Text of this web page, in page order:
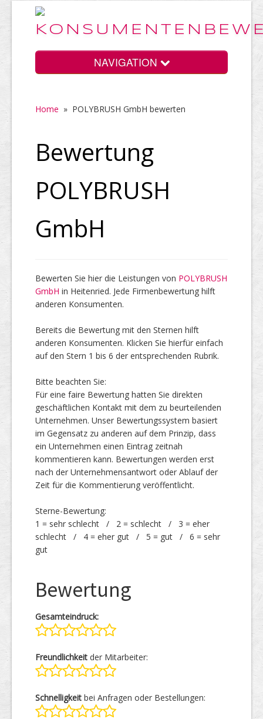
NAVIGATION
Home
Vorteile
Top Firmen
Über uns
Home » POLYBRUSH GmbH bewerten
Bewertung
POLYBRUSH
GmbH
Bewerten Sie hier die Leistungen von POLYBRUSH
GmbH in Heitenried. Jede Firmenbewertung hilft
anderen Konsumenten.
Bereits die Bewertung mit den Sternen hilft
anderen Konsumenten. Klicken Sie hierfür einfach
auf den Stern 1 bis 6 der entsprechenden Rubrik.
Bitte beachten Sie:
Für eine faire Bewertung hatten Sie direkten
geschäftlichen Kontakt mit dem zu beurteilenden
Unternehmen. Unser Bewertungssystem basiert
im Gegensatz zu anderen auf dem Prinzip, dass
ein Unternehmen einen Eintrag zeitnah
kommentieren kann. Bewertungen werden erst
nach der Unternehmensantwort oder Ablauf der
Zeit für die Kommentierung veröffentlicht.
Sterne-Bewertung:
1 = sehr schlecht / 2 = schlecht / 3 = eher
schlecht / 4 = eher gut / 5 = gut / 6 = sehr
gut
Bewertung
Gesamteindruck:
Freundlichkeit der Mitarbeiter:
Schnelligkeit bei Anfragen oder Bestellungen: